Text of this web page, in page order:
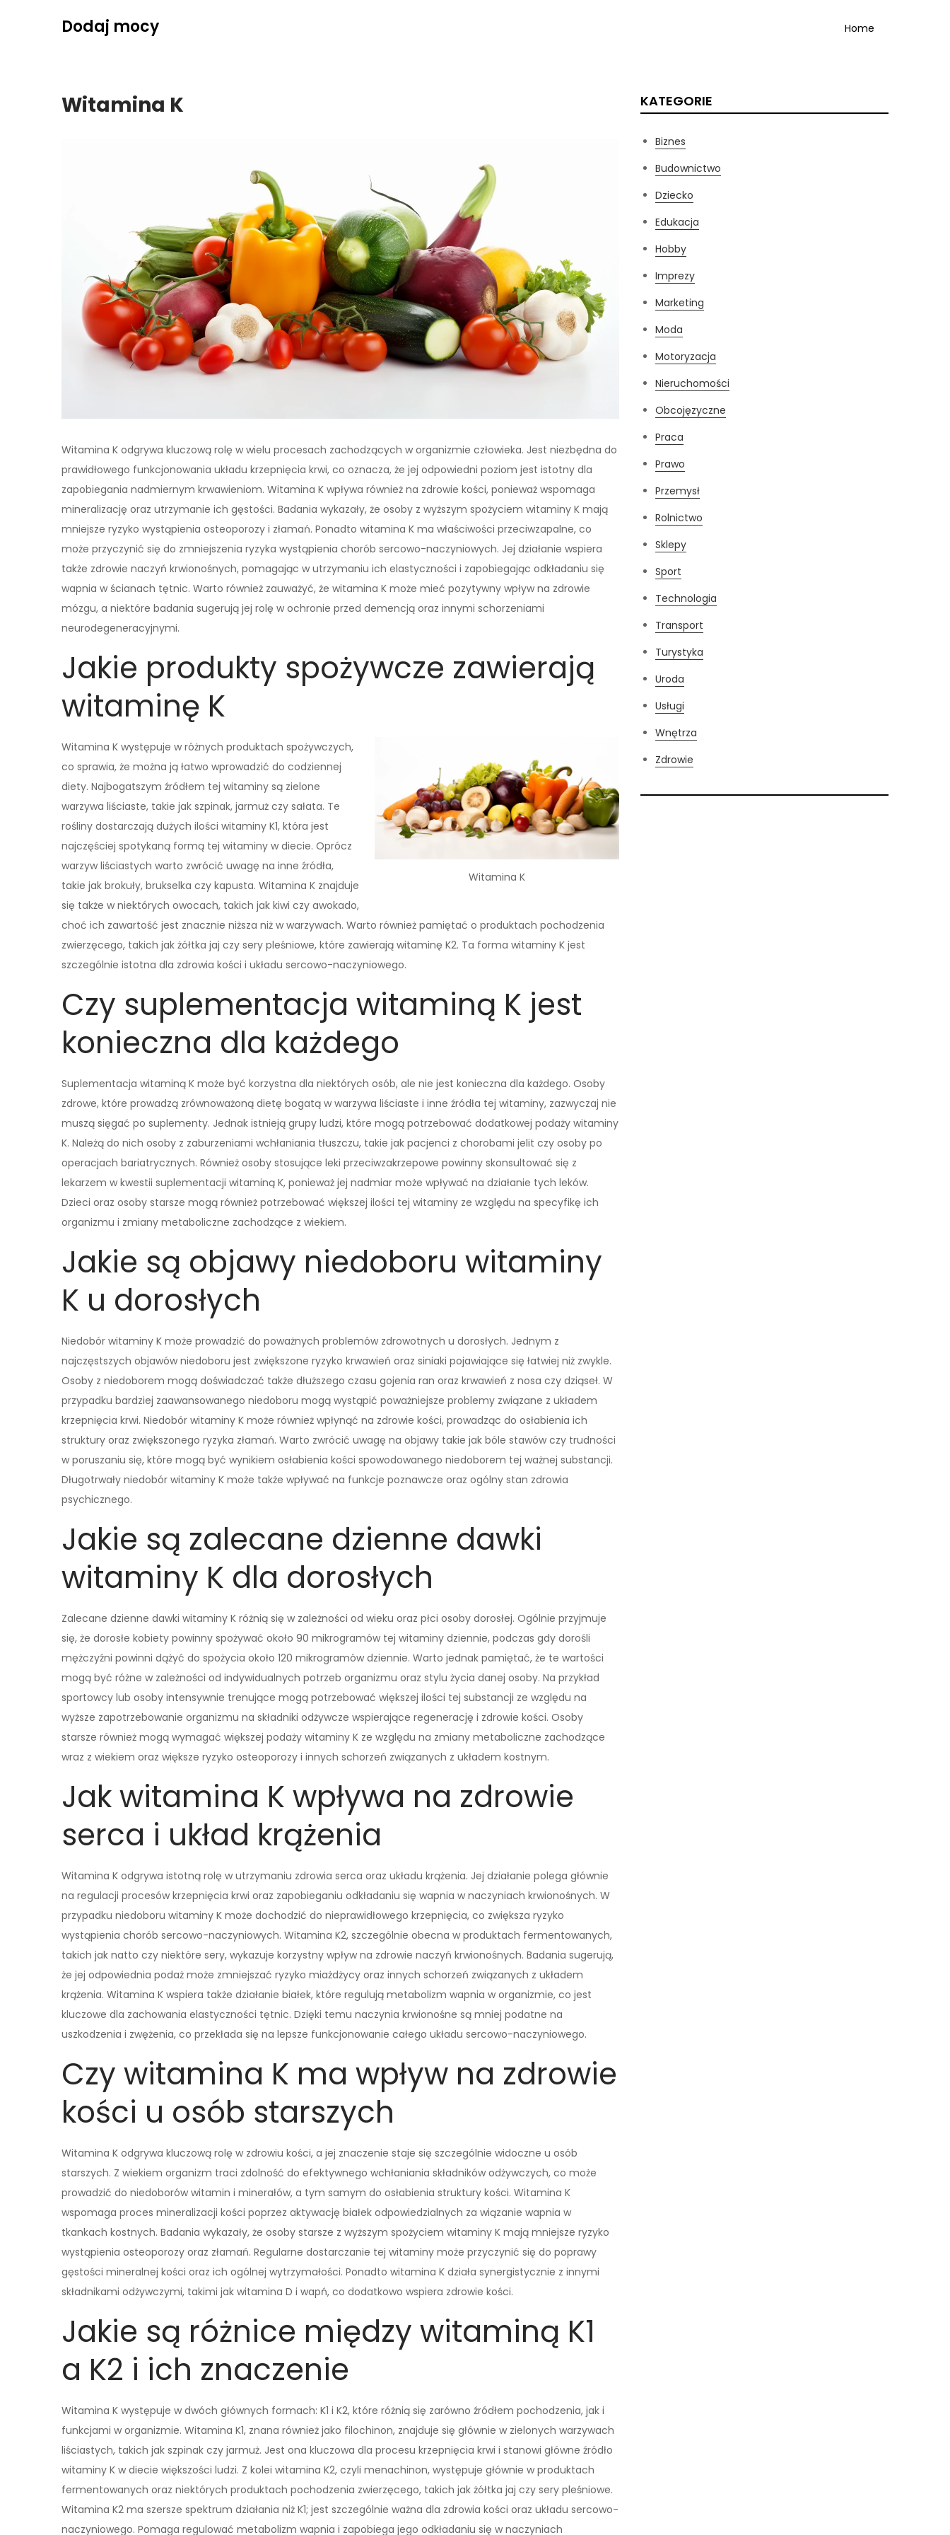
Dodaj mocy Home
Witamina K
Witamina K odgrywa kluczową rolę w wielu procesach zachodzących w organizmie człowieka. Jest niezbędna do
prawidłowego funkcjonowania układu krzepnięcia krwi, co oznacza, że jej odpowiedni poziom jest istotny dla
zapobiegania nadmiernym krwawieniom. Witamina K wpływa również na zdrowie kości, ponieważ wspomaga
mineralizację oraz utrzymanie ich gęstości. Badania wykazały, że osoby z wyższym spożyciem witaminy K mają
mniejsze ryzyko wystąpienia osteoporozy i złamań. Ponadto witamina K ma właściwości przeciwzapalne, co
może przyczynić się do zmniejszenia ryzyka wystąpienia chorób sercowo-naczyniowych. Jej działanie wspiera
także zdrowie naczyń krwionośnych, pomagając w utrzymaniu ich elastyczności i zapobiegając odkładaniu się
wapnia w ścianach tętnic. Warto również zauważyć, że witamina K może mieć pozytywny wpływ na zdrowie
mózgu, a niektóre badania sugerują jej rolę w ochronie przed demencją oraz innymi schorzeniami
neurodegeneracyjnymi.
Jakie produkty spożywcze zawierają
witaminę K
Witamina K
Witamina K występuje w różnych produktach spożywczych,
co sprawia, że można ją łatwo wprowadzić do codziennej
diety. Najbogatszym źródłem tej witaminy są zielone
warzywa liściaste, takie jak szpinak, jarmuż czy sałata. Te
rośliny dostarczają dużych ilości witaminy K1, która jest
najczęściej spotykaną formą tej witaminy w diecie. Oprócz
warzyw liściastych warto zwrócić uwagę na inne źródła,
takie jak brokuły, brukselka czy kapusta. Witamina K znajduje
się także w niektórych owocach, takich jak kiwi czy awokado,
choć ich zawartość jest znacznie niższa niż w warzywach. Warto również pamiętać o produktach pochodzenia
zwierzęcego, takich jak żółtka jaj czy sery pleśniowe, które zawierają witaminę K2. Ta forma witaminy K jest
szczególnie istotna dla zdrowia kości i układu sercowo-naczyniowego.
Czy suplementacja witaminą K jest
konieczna dla każdego
Suplementacja witaminą K może być korzystna dla niektórych osób, ale nie jest konieczna dla każdego. Osoby
zdrowe, które prowadzą zrównoważoną dietę bogatą w warzywa liściaste i inne źródła tej witaminy, zazwyczaj nie
muszą sięgać po suplementy. Jednak istnieją grupy ludzi, które mogą potrzebować dodatkowej podaży witaminy
K. Należą do nich osoby z zaburzeniami wchłaniania tłuszczu, takie jak pacjenci z chorobami jelit czy osoby po
operacjach bariatrycznych. Również osoby stosujące leki przeciwzakrzepowe powinny skonsultować się z
lekarzem w kwestii suplementacji witaminą K, ponieważ jej nadmiar może wpływać na działanie tych leków.
Dzieci oraz osoby starsze mogą również potrzebować większej ilości tej witaminy ze względu na specyfikę ich
organizmu i zmiany metaboliczne zachodzące z wiekiem.
Jakie są objawy niedoboru witaminy
K u dorosłych
Niedobór witaminy K może prowadzić do poważnych problemów zdrowotnych u dorosłych. Jednym z
najczęstszych objawów niedoboru jest zwiększone ryzyko krwawień oraz siniaki pojawiające się łatwiej niż zwykle.
Osoby z niedoborem mogą doświadczać także dłuższego czasu gojenia ran oraz krwawień z nosa czy dziąseł. W
przypadku bardziej zaawansowanego niedoboru mogą wystąpić poważniejsze problemy związane z układem
krzepnięcia krwi. Niedobór witaminy K może również wpłynąć na zdrowie kości, prowadząc do osłabienia ich
struktury oraz zwiększonego ryzyka złamań. Warto zwrócić uwagę na objawy takie jak bóle stawów czy trudności
w poruszaniu się, które mogą być wynikiem osłabienia kości spowodowanego niedoborem tej ważnej substancji.
Długotrwały niedobór witaminy K może także wpływać na funkcje poznawcze oraz ogólny stan zdrowia
psychicznego.
Jakie są zalecane dzienne dawki
witaminy K dla dorosłych
Zalecane dzienne dawki witaminy K różnią się w zależności od wieku oraz płci osoby dorosłej. Ogólnie przyjmuje
się, że dorosłe kobiety powinny spożywać około 90 mikrogramów tej witaminy dziennie, podczas gdy dorośli
mężczyźni powinni dążyć do spożycia około 120 mikrogramów dziennie. Warto jednak pamiętać, że te wartości
mogą być różne w zależności od indywidualnych potrzeb organizmu oraz stylu życia danej osoby. Na przykład
sportowcy lub osoby intensywnie trenujące mogą potrzebować większej ilości tej substancji ze względu na
wyższe zapotrzebowanie organizmu na składniki odżywcze wspierające regenerację i zdrowie kości. Osoby
starsze również mogą wymagać większej podaży witaminy K ze względu na zmiany metaboliczne zachodzące
wraz z wiekiem oraz większe ryzyko osteoporozy i innych schorzeń związanych z układem kostnym.
Jak witamina K wpływa na zdrowie
serca i układ krążenia
Witamina K odgrywa istotną rolę w utrzymaniu zdrowia serca oraz układu krążenia. Jej działanie polega głównie
na regulacji procesów krzepnięcia krwi oraz zapobieganiu odkładaniu się wapnia w naczyniach krwionośnych. W
przypadku niedoboru witaminy K może dochodzić do nieprawidłowego krzepnięcia, co zwiększa ryzyko
wystąpienia chorób sercowo-naczyniowych. Witamina K2, szczególnie obecna w produktach fermentowanych,
takich jak natto czy niektóre sery, wykazuje korzystny wpływ na zdrowie naczyń krwionośnych. Badania sugerują,
że jej odpowiednia podaż może zmniejszać ryzyko miażdżycy oraz innych schorzeń związanych z układem
krążenia. Witamina K wspiera także działanie białek, które regulują metabolizm wapnia w organizmie, co jest
kluczowe dla zachowania elastyczności tętnic. Dzięki temu naczynia krwionośne są mniej podatne na
uszkodzenia i zwężenia, co przekłada się na lepsze funkcjonowanie całego układu sercowo-naczyniowego.
Czy witamina K ma wpływ na zdrowie
kości u osób starszych
Witamina K odgrywa kluczową rolę w zdrowiu kości, a jej znaczenie staje się szczególnie widoczne u osób
starszych. Z wiekiem organizm traci zdolność do efektywnego wchłaniania składników odżywczych, co może
prowadzić do niedoborów witamin i minerałów, a tym samym do osłabienia struktury kości. Witamina K
wspomaga proces mineralizacji kości poprzez aktywację białek odpowiedzialnych za wiązanie wapnia w
tkankach kostnych. Badania wykazały, że osoby starsze z wyższym spożyciem witaminy K mają mniejsze ryzyko
wystąpienia osteoporozy oraz złamań. Regularne dostarczanie tej witaminy może przyczynić się do poprawy
gęstości mineralnej kości oraz ich ogólnej wytrzymałości. Ponadto witamina K działa synergistycznie z innymi
składnikami odżywczymi, takimi jak witamina D i wapń, co dodatkowo wspiera zdrowie kości.
Jakie są różnice między witaminą K1
a K2 i ich znaczenie
Witamina K występuje w dwóch głównych formach: K1 i K2, które różnią się zarówno źródłem pochodzenia, jak i
funkcjami w organizmie. Witamina K1, znana również jako filochinon, znajduje się głównie w zielonych warzywach
liściastych, takich jak szpinak czy jarmuż. Jest ona kluczowa dla procesu krzepnięcia krwi i stanowi główne źródło
witaminy K w diecie większości ludzi. Z kolei witamina K2, czyli menachinon, występuje głównie w produktach
fermentowanych oraz niektórych produktach pochodzenia zwierzęcego, takich jak żółtka jaj czy sery pleśniowe.
Witamina K2 ma szersze spektrum działania niż K1; jest szczególnie ważna dla zdrowia kości oraz układu sercowo-
naczyniowego. Pomaga regulować metabolizm wapnia i zapobiega jego odkładaniu się w naczyniach
KATEGORIE
Biznes
Budownictwo
Dziecko
Edukacja
Hobby
Imprezy
Marketing
Moda
Motoryzacja
Nieruchomości
Obcojęzyczne
Praca
Prawo
Przemysł
Rolnictwo
Sklepy
Sport
Technologia
Transport
Turystyka
Uroda
Usługi
Wnętrza
Zdrowie